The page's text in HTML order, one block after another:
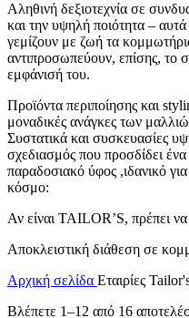
Αληθινή δεξιοτεχνία σε
και την υψηλή ποιότητα – αυτά
γεμίζουν με ζωή τα
αντιπροσωπεύουν, επίσης, το
εμφάνισή του.
Προϊόντα περιποίησης και
μοναδικές ανάγκες των
Συστατικά και συσκευασίες
σχεδιασμός που προσδίδει
παραδοσιακό ύφος ,ιδανικό
κόσμο:
Αν είναι TAILOR’S, πρέπει να
Αποκλειστική διάθεση σε
Αρχική σελίδα Εταιρίες
Βλέπετε 1–12 από 16